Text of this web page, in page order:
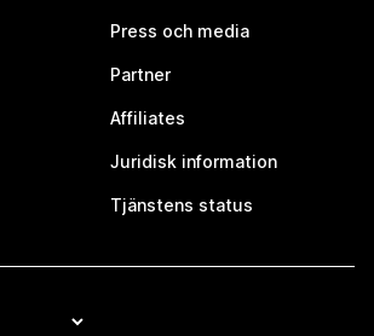
Press och media
Partner
Affiliates
Juridisk information
Tjänstens status